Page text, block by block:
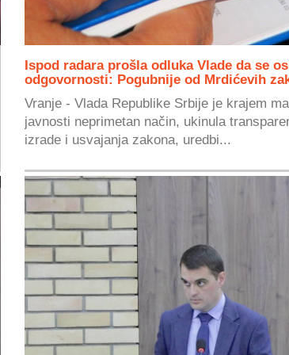
Ispod radara prošla odluka Vlade da se
odgovornosti: Pogubnije od Mrdićevih
Vranje - Vlada Republike Srbije je krajem
javnosti neprimetan način, ukinula
izrade i usvajanja zakona, uredbi...